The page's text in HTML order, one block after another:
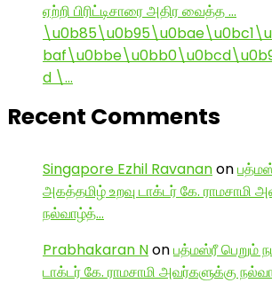
ஏற்றி பிரிட்டிசாரை அதிர வைத்த …
d \…
Recent Comments
Singapore Ezhil Ravananon
அகத்தமிழ் உறவு டாக்டர் கே. ராமசாமி
நல்வாழ்த்…
Prabhakaran Nonபத்மஸ்ரீ பெறும்
டாக்டர் கே. ராமசாமி அவர்களுக்கு